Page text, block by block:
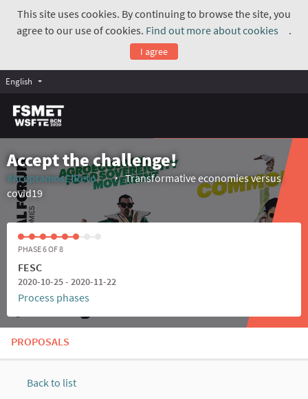
This site uses cookies. By continuing to browse the site, you
agree to our use of cookies. Find out more about cookies
.
I agree
English
Accept the challenge!
#AceptamosElReto
(External link)
Transformative economies versus
covid19
PHASE 6 OF 8
FESC
2020-10-25 - 2020-11-22
Process phases
PROPOSALS
Back to list